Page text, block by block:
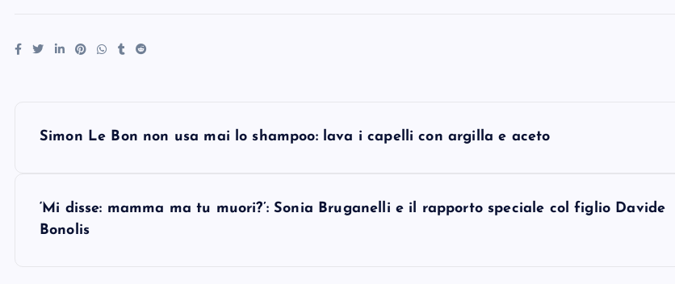
Simon Le Bon non usa mai lo shampoo: lava i capelli con argilla e aceto
‘Mi disse: mamma ma tu muori?’: Sonia Bruganelli e il rapporto speciale col figlio Davide
Bonolis